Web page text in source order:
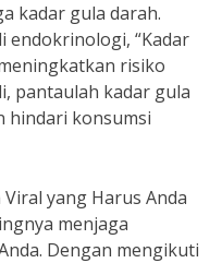
kadar gula darah.
endokrinologi, “Kadar
risiko
pantaulah kadar gula
hindari konsumsi
yang Harus Anda
menjaga
Dengan mengikuti